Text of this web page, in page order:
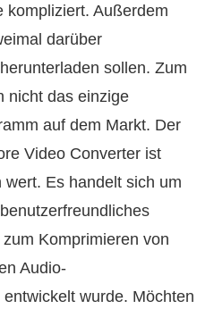
kompliziert. Außerdem
darüber
sollen. Zum
nicht das einzige
auf dem Markt. Der
Video Converter ist
Es handelt sich um
Komprimieren von
Audio-
wurde. Möchten